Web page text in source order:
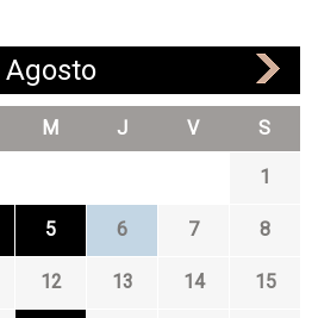
Agosto
M J V S
1
5 6 7 8
12 13 14 15